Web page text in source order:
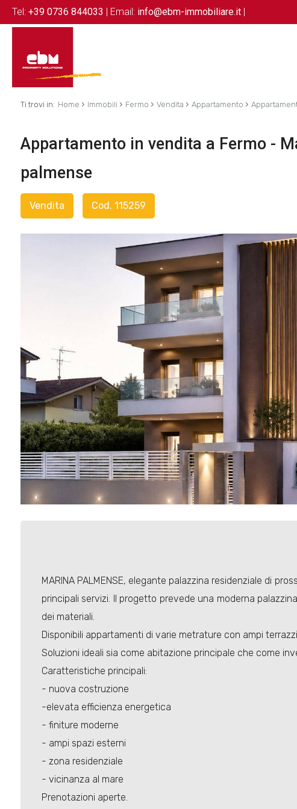
Tel: +39 0736 844033 | Email: info@ebm-immobiliare.it |
Ti trovi in: Home › Immobili › Fermo › Vendita › Appartamento ›
Appartamento in vendita a Fermo -
palmense
Vendita Cod. 115259
MARINA PALMENSE, elegante palazzina residenziale di
principali servizi. Il progetto prevede una moderna
dei materiali.
Disponibili appartamenti di varie metrature con ampi
Soluzioni ideali sia come abitazione principale che come
Caratteristiche principali:
- nuova costruzione
-elevata efficienza energetica
- finiture moderne
- ampi spazi esterni
- zona residenziale
- vicinanza al mare
Prenotazioni aperte.